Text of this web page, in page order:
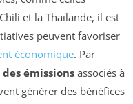
et la Thaïlande, il est
peuvent favoriser
économique. Par
émissions associés à
générer des bénéfices